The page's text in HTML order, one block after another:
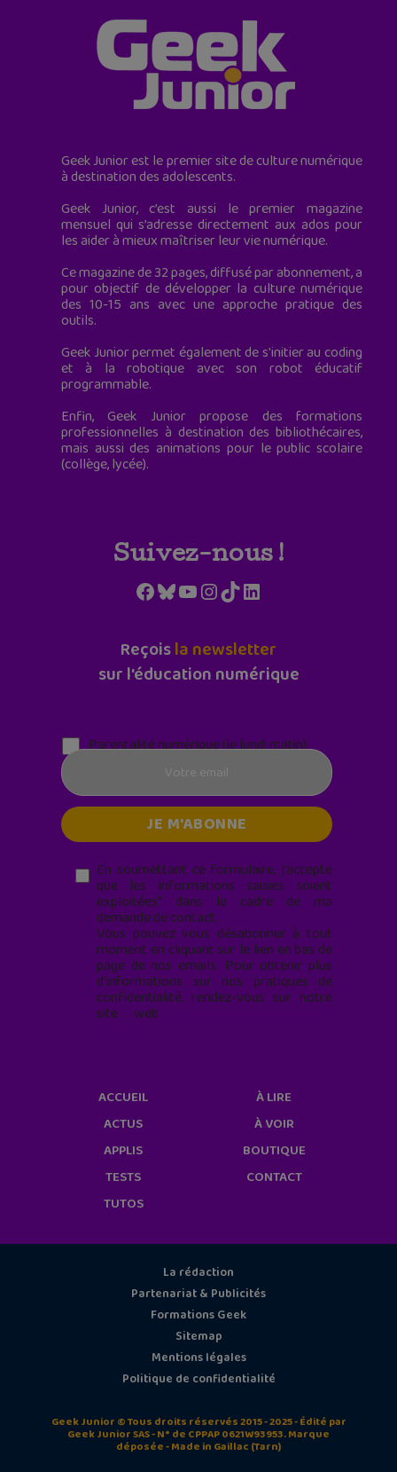
Geek Junior est le premier site de culture numérique
à destination des adolescents.
Geek Junior, c’est aussi le premier magazine
mensuel qui s’adresse directement aux ados pour
les aider à mieux maîtriser leur vie numérique.
Ce magazine de 32 pages, diffusé par abonnement, a
pour objectif de développer la culture numérique
des 10-15 ans avec une approche pratique des
outils.
Geek Junior permet également de s'initier au coding
et à la robotique avec son robot éducatif
programmable.
Enfin, Geek Junior propose des formations
professionnelles à destination des bibliothécaires,
mais aussi des animations pour le public scolaire
(collège, lycée).
Suivez-nous !
Facebook
Bluesky
YouTube
Instagram
TikTokLinkedIn
Reçoisla newsletter
sur l'éducation numérique
Parentalité numérique (le lundi matin)
En soumettant ce formulaire, j’accepte
que les informations saisies soient
exploitées* dans le cadre de ma
demande de contact.
Vous pouvez vous désabonner à tout
moment en cliquant sur le lien en bas de
page de nos emails. Pour obtenir plus
d'informations sur nos pratiques de
confidentialité, rendez-vous sur notre
site web
ACCUEIL
ACTUS
APPLIS
TESTS
TUTOS
À LIRE
À VOIR
BOUTIQUE
CONTACT
La rédaction
Partenariat & Publicités
Formations Geek
Sitemap
Mentions légales
Politique de confidentialité
Geek Junior © Tous droits réservés 2015 - 2025 - Édité par
Geek Junior SAS - N° de CPPAP 0621W93953. Marque
déposée - Made in Gaillac (Tarn)